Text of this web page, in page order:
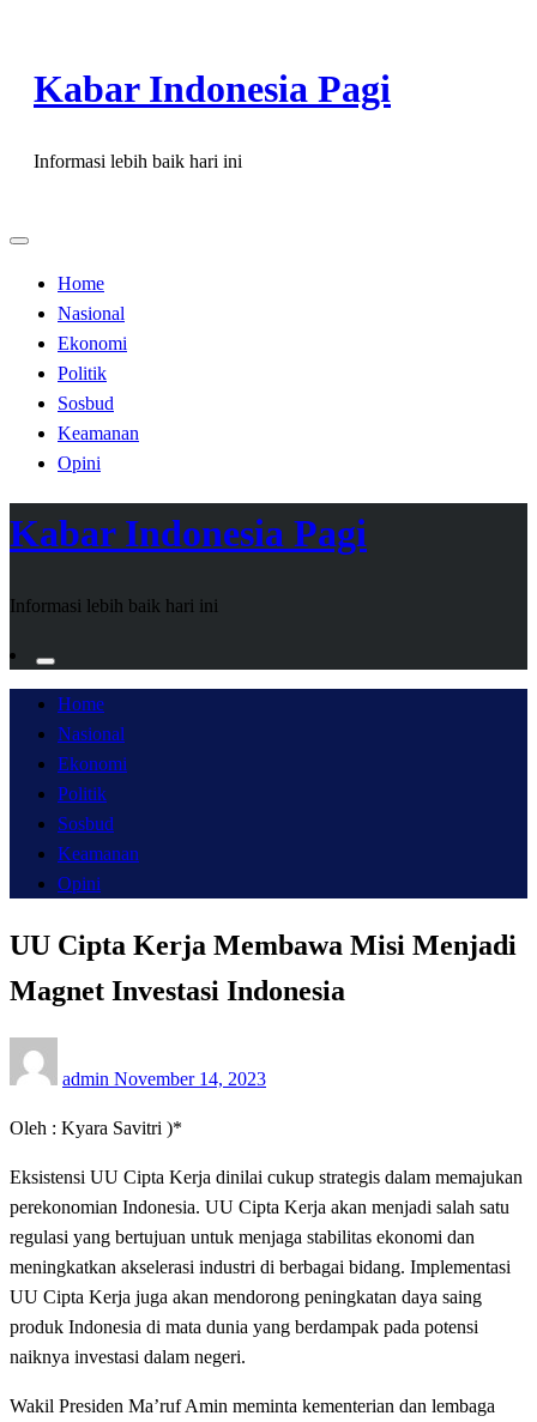
content
Kabar Indonesia Pagi
Informasi lebih baik hari ini
Home
Nasional
Ekonomi
Politik
Sosbud
Keamanan
Opini
Kabar Indonesia Pagi
Informasi lebih baik hari ini
Home
Nasional
Ekonomi
Politik
Sosbud
Keamanan
Opini
UU Cipta Kerja Membawa Misi Menjadi
Magnet Investasi Indonesia
admin on
November 14, 2023
Oleh : Kyara Savitri )*
Eksistensi UU Cipta Kerja dinilai cukup strategis dalam memajukan
perekonomian Indonesia. UU Cipta Kerja akan menjadi salah satu
regulasi yang bertujuan untuk menjaga stabilitas ekonomi dan
meningkatkan akselerasi industri di berbagai bidang. Implementasi
UU Cipta Kerja juga akan mendorong peningkatan daya saing
produk Indonesia di mata dunia yang berdampak pada potensi
naiknya investasi dalam negeri.
Wakil Presiden Ma’ruf Amin meminta kementerian dan lembaga